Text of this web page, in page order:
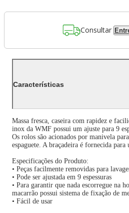
Consultar
Características
Massa fresca, caseira com rapidez e
inox da WMF possui um ajuste para 9
Os rolos são acionados por manivela
espaguete. A braçadeira é fornecida
Especificações do Produto:
• Peças facilmente removidas para
• Pode ser ajustada em 9 espessuras
• Para garantir que nada escorregue na
macarrão possui sistema de fixação de
• Fácil de usar